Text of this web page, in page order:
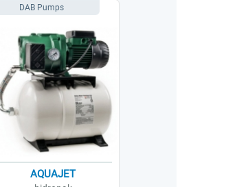
AQUAJET
DAB Pumps